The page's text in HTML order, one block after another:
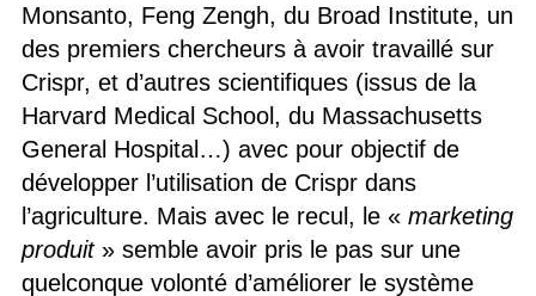
Monsanto, Feng Zengh, du Broad Institute, un
des premiers chercheurs à avoir travaillé sur
Crispr, et d’autres scientifiques (issus de la
Harvard Medical School, du Massachusetts
General Hospital…) avec pour objectif de
développer l’utilisation de Crispr dans
l’agriculture. Mais avec le recul, le « marketing
produit» semble avoir pris le pas sur une
quelconque volonté d’améliorer le système